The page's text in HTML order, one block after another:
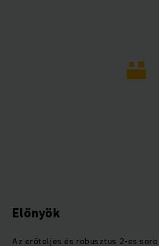
Előnyök
Az erőteljes és robusztus 2-es